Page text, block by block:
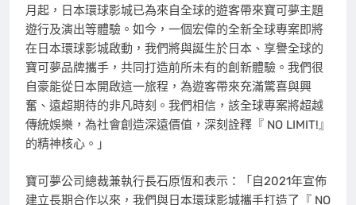
月起，日本環球影城已為來自全球的遊客帶來寶可夢主題
遊行及演出等體驗。如今，一個宏偉的全新全球專案即將
在日本環球影城啟動，我們將與誕生於日本、享譽全球的
寶可夢品牌攜手，共同打造前所未有的創新體驗。我們很
自豪能從日本開啟這一旅程，為遊客帶來充滿驚喜與興
奮、遠超期待的非凡時刻。我們相信，該全球專案將超越
傳統娛樂，為社會創造深遠價值，深刻詮釋 『 NO LIMIT!』
的精神核心。」
寶可夢公司總裁兼執行長石原恆和表示：「自2021年宣佈
建立長期合作以來，我們與日本環球影城攜手打造了『 NO